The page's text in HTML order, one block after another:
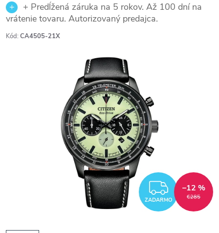
+ Predĺžená záruka na 5 rokov. Až 100 dní na
vrátenie tovaru. Autorizovaný predajca.
Kód: CA4505-21X
ZADARMO €285
–12 %